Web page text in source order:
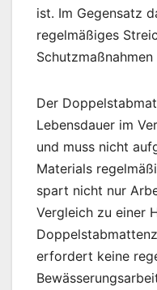
ist. Im Gegensatz
regelmäßiges
Der
Lebensdauer im
und muss nicht
Materials
spart nicht nur
Vergleich zu einer
erfordert keine